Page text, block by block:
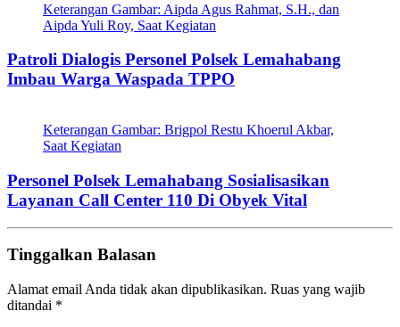
Keterangan Gambar: Aipda Agus Rahmat, S.H., dan
Aipda Yuli Roy, Saat Kegiatan
Patroli Dialogis Personel Polsek Lemahabang
Imbau Warga Waspada TPPO
Keterangan Gambar: Brigpol Restu Khoerul Akbar,
Saat Kegiatan
Personel Polsek Lemahabang Sosialisasikan
Layanan Call Center 110 Di Obyek Vital
Tinggalkan Balasan
Alamat email Anda tidak akan dipublikasikan. Ruas yang wajib
ditandai *